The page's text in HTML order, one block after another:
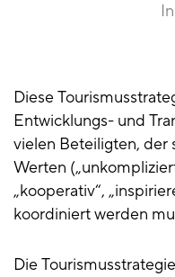
Diese
Entwicklungs- und
vielen Beteiligten, der
Werten
„kooperativ“,
koordiniert werden
Die